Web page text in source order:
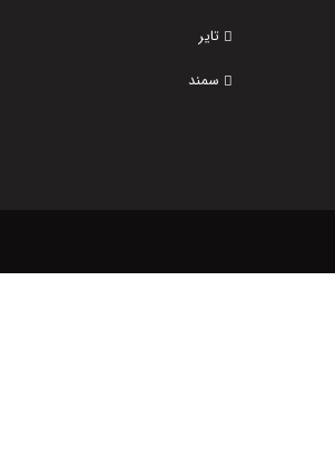
تایر
سمند